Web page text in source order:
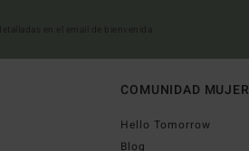
COMUNIDAD MUJER
Hello Tomorrow
Blog